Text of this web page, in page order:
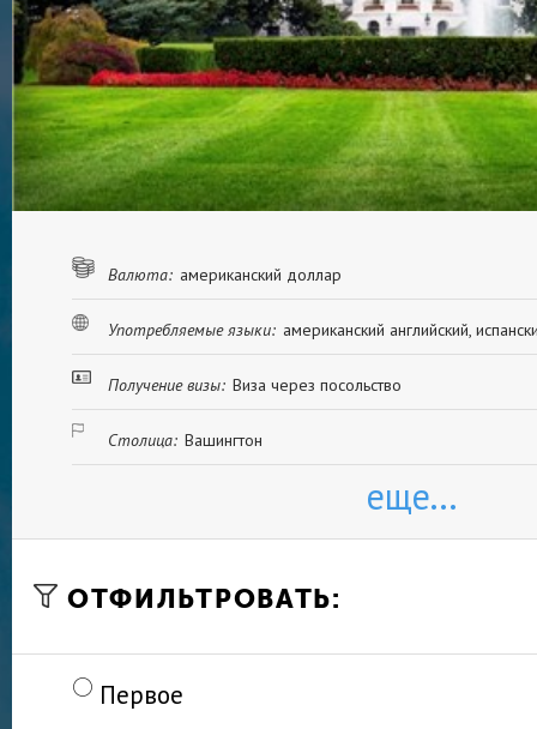
Валюта: американский доллар
Употребляемые языки: американский английский,
Получение визы: Виза через посольство
Столица: Вашингтон
еще...
ОТФИЛЬТРОВАТЬ:
Первое